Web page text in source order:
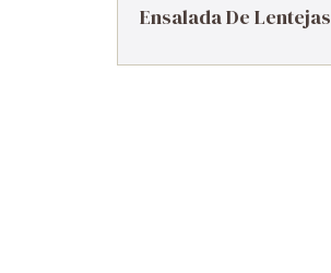
Ensalada De Lentejas